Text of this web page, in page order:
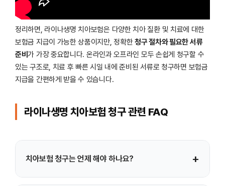
정리하면, 라이나생명 치아보험은 다양한 치아 질환 및 치료에 대한
보험금 지급이 가능한 상품이지만, 정확한청구 절차와 필요한 서류
준비가 가장 중요합니다. 온라인과 오프라인 모두 손쉽게 청구할 수
있는 구조로, 치료 후 빠른 시일 내에 준비된 서류로 청구하면 보험금
지급을 간편하게 받을 수 있습니다.
라이나생명 치아보험 청구 관련 FAQ
치아보험 청구는 언제 해야 하나요? +